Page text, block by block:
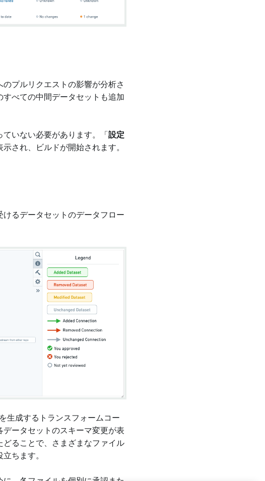
プルリクエストの影響が分析さ
べての中間データセットも追加
いない必要があります。「 設定
され、ビルドが開始されます。
るデータセットのデータフロー
生成するトランスフォームコー
データセットのスキーマ変更が表
ることで、さまざまなファイル
ちます。